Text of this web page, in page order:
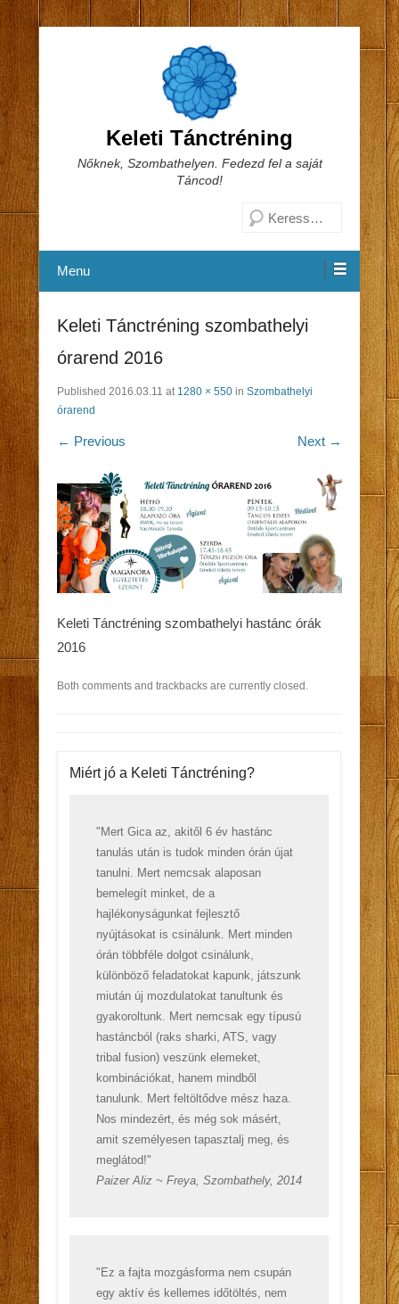
Keleti Tánctréning
Nőknek, Szombathelyen. Fedezd fel a saját
Táncod!
Menu
Keleti Tánctréning szombathelyi
órarend 2016
Published 2016.03.11 at 1280 × 550 in Szombathelyi
órarend
← Previous Next →
Keleti Tánctréning szombathelyi hastánc órák
2016
Both comments and trackbacks are currently closed.
Miért jó a Keleti Tánctréning?
"Mert Gica az, akitől 6 év hastánc
tanulás után is tudok minden órán újat
tanulni. Mert nemcsak alaposan
bemelegít minket, de a
hajlékonyságunkat fejlesztő
nyújtásokat is csinálunk. Mert minden
órán többféle dolgot csinálunk,
különböző feladatokat kapunk, játszunk
miután új mozdulatokat tanultunk és
gyakoroltunk. Mert nemcsak egy típusú
hastáncból (raks sharki, ATS, vagy
tribal fusion) veszünk elemeket,
kombinációkat, hanem mindből
tanulunk. Mert feltöltődve mész haza.
Nos mindezért, és még sok másért,
amit személyesen tapasztalj meg, és
meglátod!"
Paizer Aliz ~ Freya, Szombathely, 2014
"Ez a fajta mozgásforma nem csupán
egy aktív és kellemes időtöltés, nem